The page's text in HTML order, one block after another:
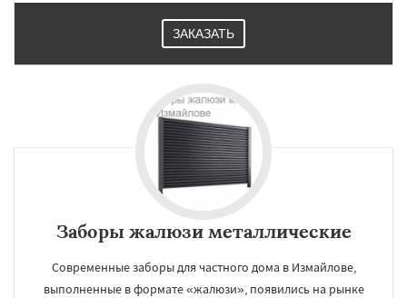
ЗАКАЗАТЬ
Заборы жалюзи металлические
Современные заборы для частного дома в Измайлове,
выполненные в формате «жалюзи», появились на рынке